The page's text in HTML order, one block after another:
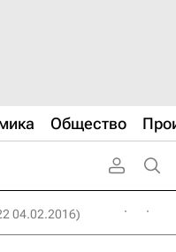
Общество
04.02.2016)